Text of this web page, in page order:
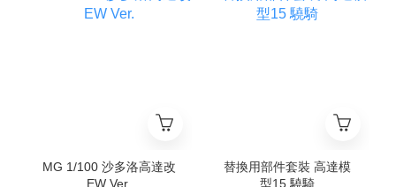
MG 1/100 沙多洛高達改
EW Ver.
替換用部件套裝 高達模
型15 驍騎